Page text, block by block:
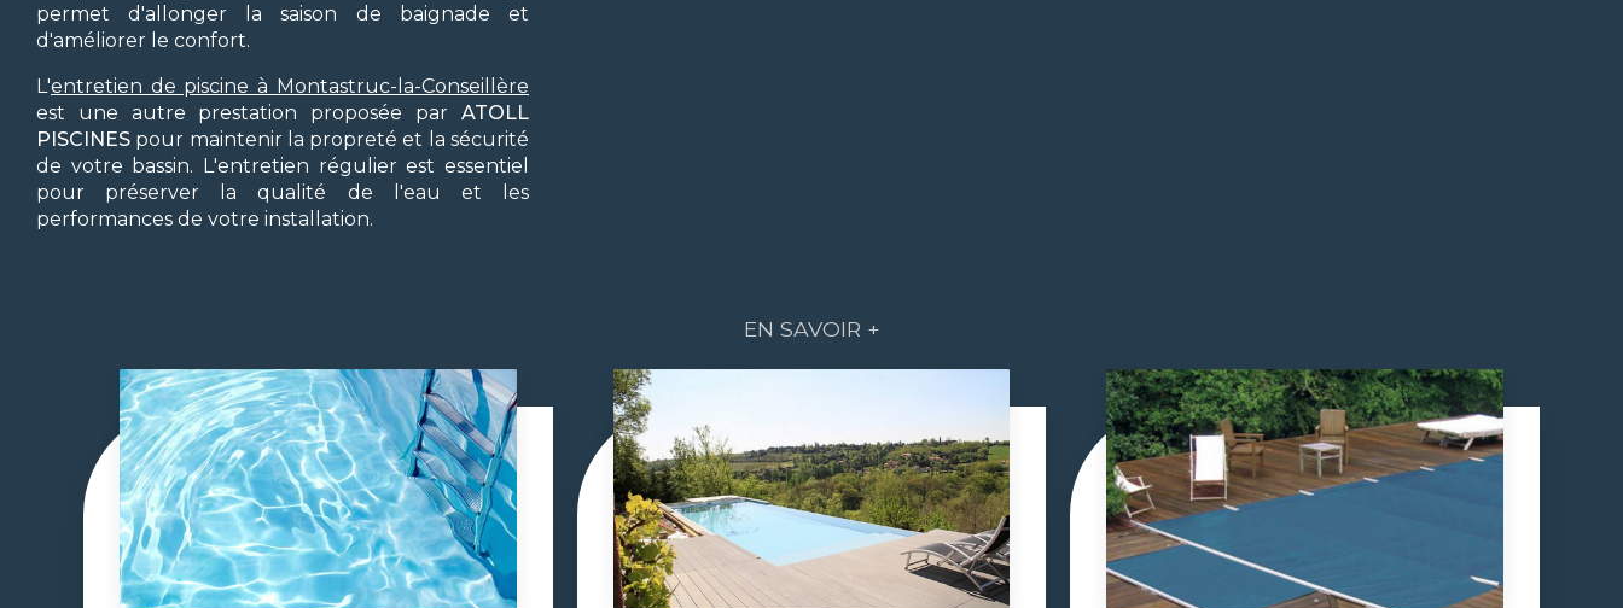
permet d'allonger la saison de baignade et
d'améliorer le confort.
L'entretien de piscine à Montastruc-la-Conseillère
est une autre prestation proposée par ATOLL
PISCINES pour maintenir la propreté et la sécurité
de votre bassin. L'entretien régulier est essentiel
pour préserver la qualité de l'eau et les
performances de votre installation.
EN SAVOIR +